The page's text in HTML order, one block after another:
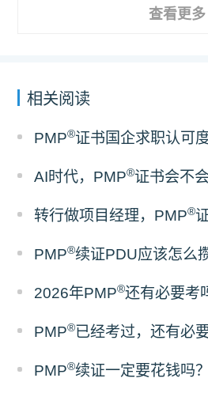
查看更多
相关阅读
PMP®证书国企求职认可
AI时代，PMP®证书会不
转行做项目经理，PMP®
PMP®续证PDU应该怎么
2026年PMP®还有必要考
PMP®已经考过，还有必
PMP®续证一定要花钱吗